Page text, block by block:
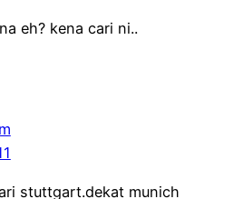
eh? kena cari ni..
stuttgart.dekat munich